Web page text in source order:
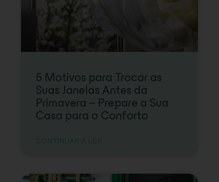
5 Motivos para Trocar as
Suas Janelas Antes da
Primavera – Prepare a Sua
Casa para o Conforto
CONTINUAR A LER